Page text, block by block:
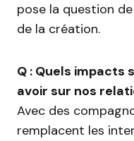
pose la question
de la création.
Q : Quels impacts
avoir sur nos
Avec des
remplacent les